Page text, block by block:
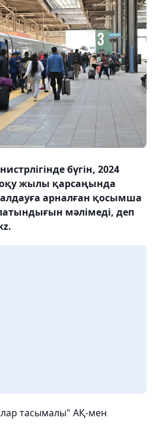
бүгін, 2024
жылы қарсаңында
арналған қосымша
мәлімеді, деп
тасымалы" АҚ-мен